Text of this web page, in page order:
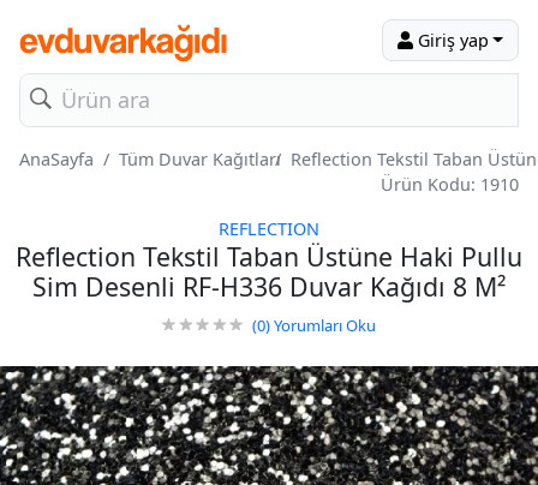
Giriş yap
AnaSayfa Tüm Duvar Kağıtları Reflection Tekstil Taban
Ürün Kodu: 1910
REFLECTION
Reflection Tekstil Taban Üstüne Haki Pullu
Sim Desenli RF-H336 Duvar Kağıdı 8 M²
(0)Yorumları Oku